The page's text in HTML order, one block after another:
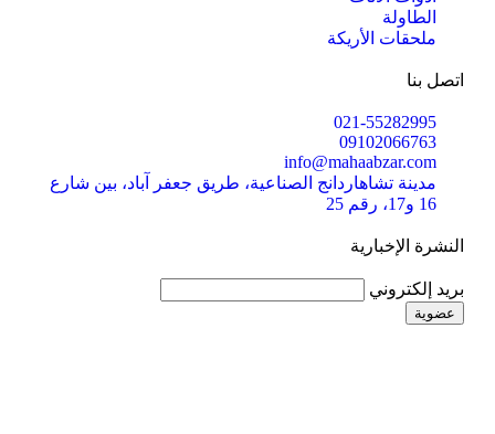
الطاولة
ملحقات الأريكة
اتصل بنا
021-55282995
09102066763
info@mahaabzar.com
مدينة تشاهاردانج الصناعية، طريق جعفر آباد، بين شارع
16 و17، رقم 25
النشرة الإخبارية
بريد إلكتروني